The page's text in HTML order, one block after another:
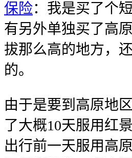
保险：我是买了个
有另外单独买了高
拔那么高的地方，
的。
由于是要到高原地
了大概10天服用红
出行前一天服用高